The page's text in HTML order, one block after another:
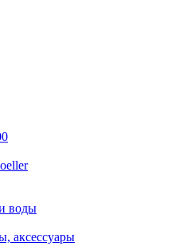
воды
аксессуары